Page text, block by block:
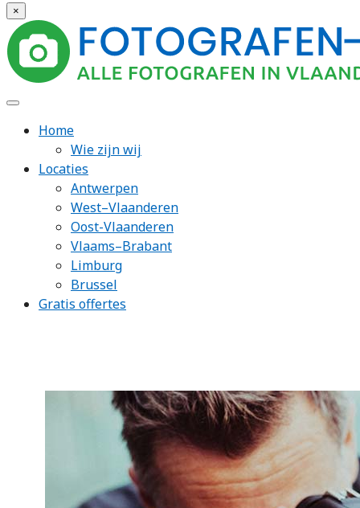
×
Home
Wie zijn wij
Locaties
Antwerpen
West–Vlaanderen
Oost-Vlaanderen
Vlaams–Brabant
Limburg
Brussel
Gratis offertes